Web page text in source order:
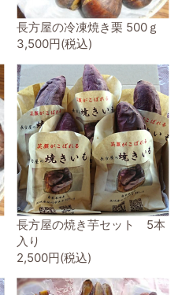
長方屋の冷凍焼き栗 500ｇ
3,500円(税込)
長方屋の焼き芋セット 5本
入り
2,500円(税込)